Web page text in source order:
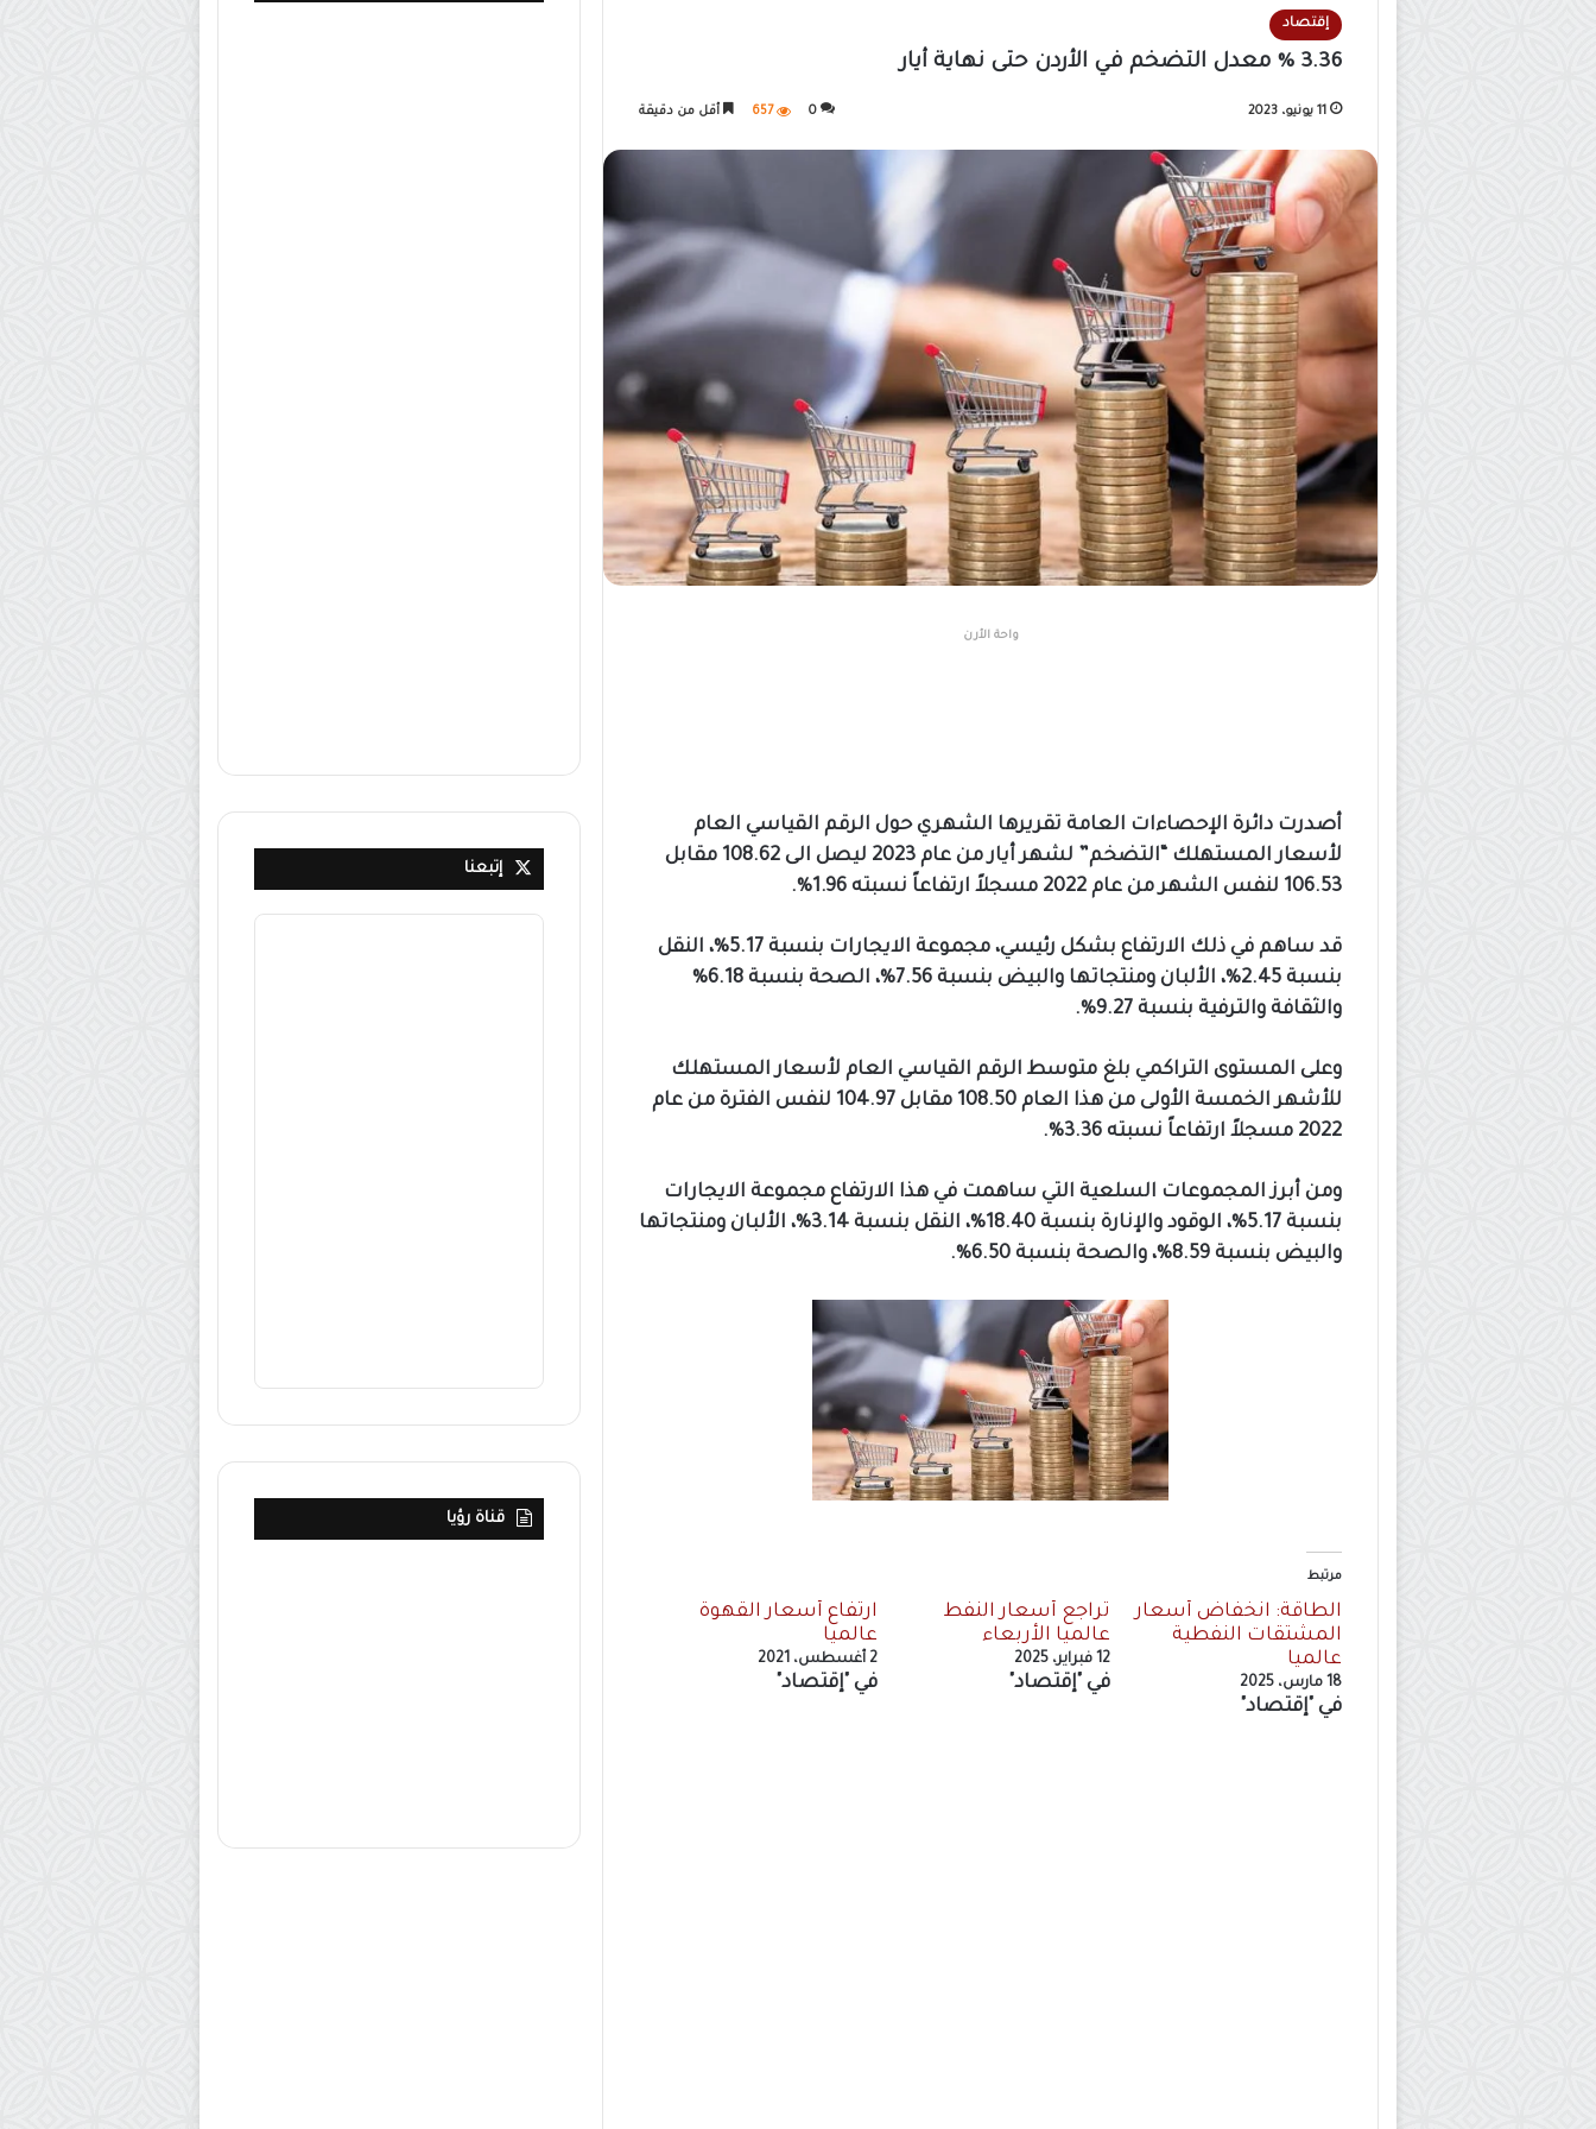
إقتصاد
3.36 % معدل التضخم في الأردن حتى نهاية أيار
11 يونيو، 2023 0
657 أقل من دقيقة
واحة الأرن
أصدرت دائرة الإحصاءات العامة تقريرها الشهري حول الرقم القياسي العام
لأسعار المستهلك “التضخم” لشهر أيار من عام 2023 ليصل الى 108.62 مقابل
106.53 لنفس الشهر من عام 2022 مسجلاً ارتفاعاً نسبته 1.96%.
قد ساهم في ذلك الارتفاع بشكل رئيسي، مجموعة الايجارات بنسبة 5.17%، النقل
بنسبة 2.45%، الألبان ومنتجاتها والبيض بنسبة 7.56%، الصحة بنسبة 6.18%
والثقافة والترفية بنسبة 9.27%.
وعلى المستوى التراكمي بلغ متوسط الرقم القياسي العام لأسعار المستهلك
للأشهر الخمسة الأولى من هذا العام 108.50 مقابل 104.97 لنفس الفترة من عام
2022 مسجلاً ارتفاعاً نسبته 3.36%.
ومن أبرز المجموعات السلعية التي ساهمت في هذا الارتفاع مجموعة الايجارات
بنسبة 5.17%، الوقود والإنارة بنسبة 18.40%، النقل بنسبة 3.14%، الألبان ومنتجاتها
والبيض بنسبة 8.59%، والصحة بنسبة 6.50%.
مرتبط
الطاقة: انخفاض أسعار
المشتقات النفطية
عالميا
18 مارس، 2025
في "إقتصاد"
تراجع أسعار النفط
عالميا الأربعاء
12 فبراير، 2025
في "إقتصاد"
ارتفاع أسعار القهوة
عالميا
2 أغسطس، 2021
في "إقتصاد"
إتبعنا
قناة رؤيا